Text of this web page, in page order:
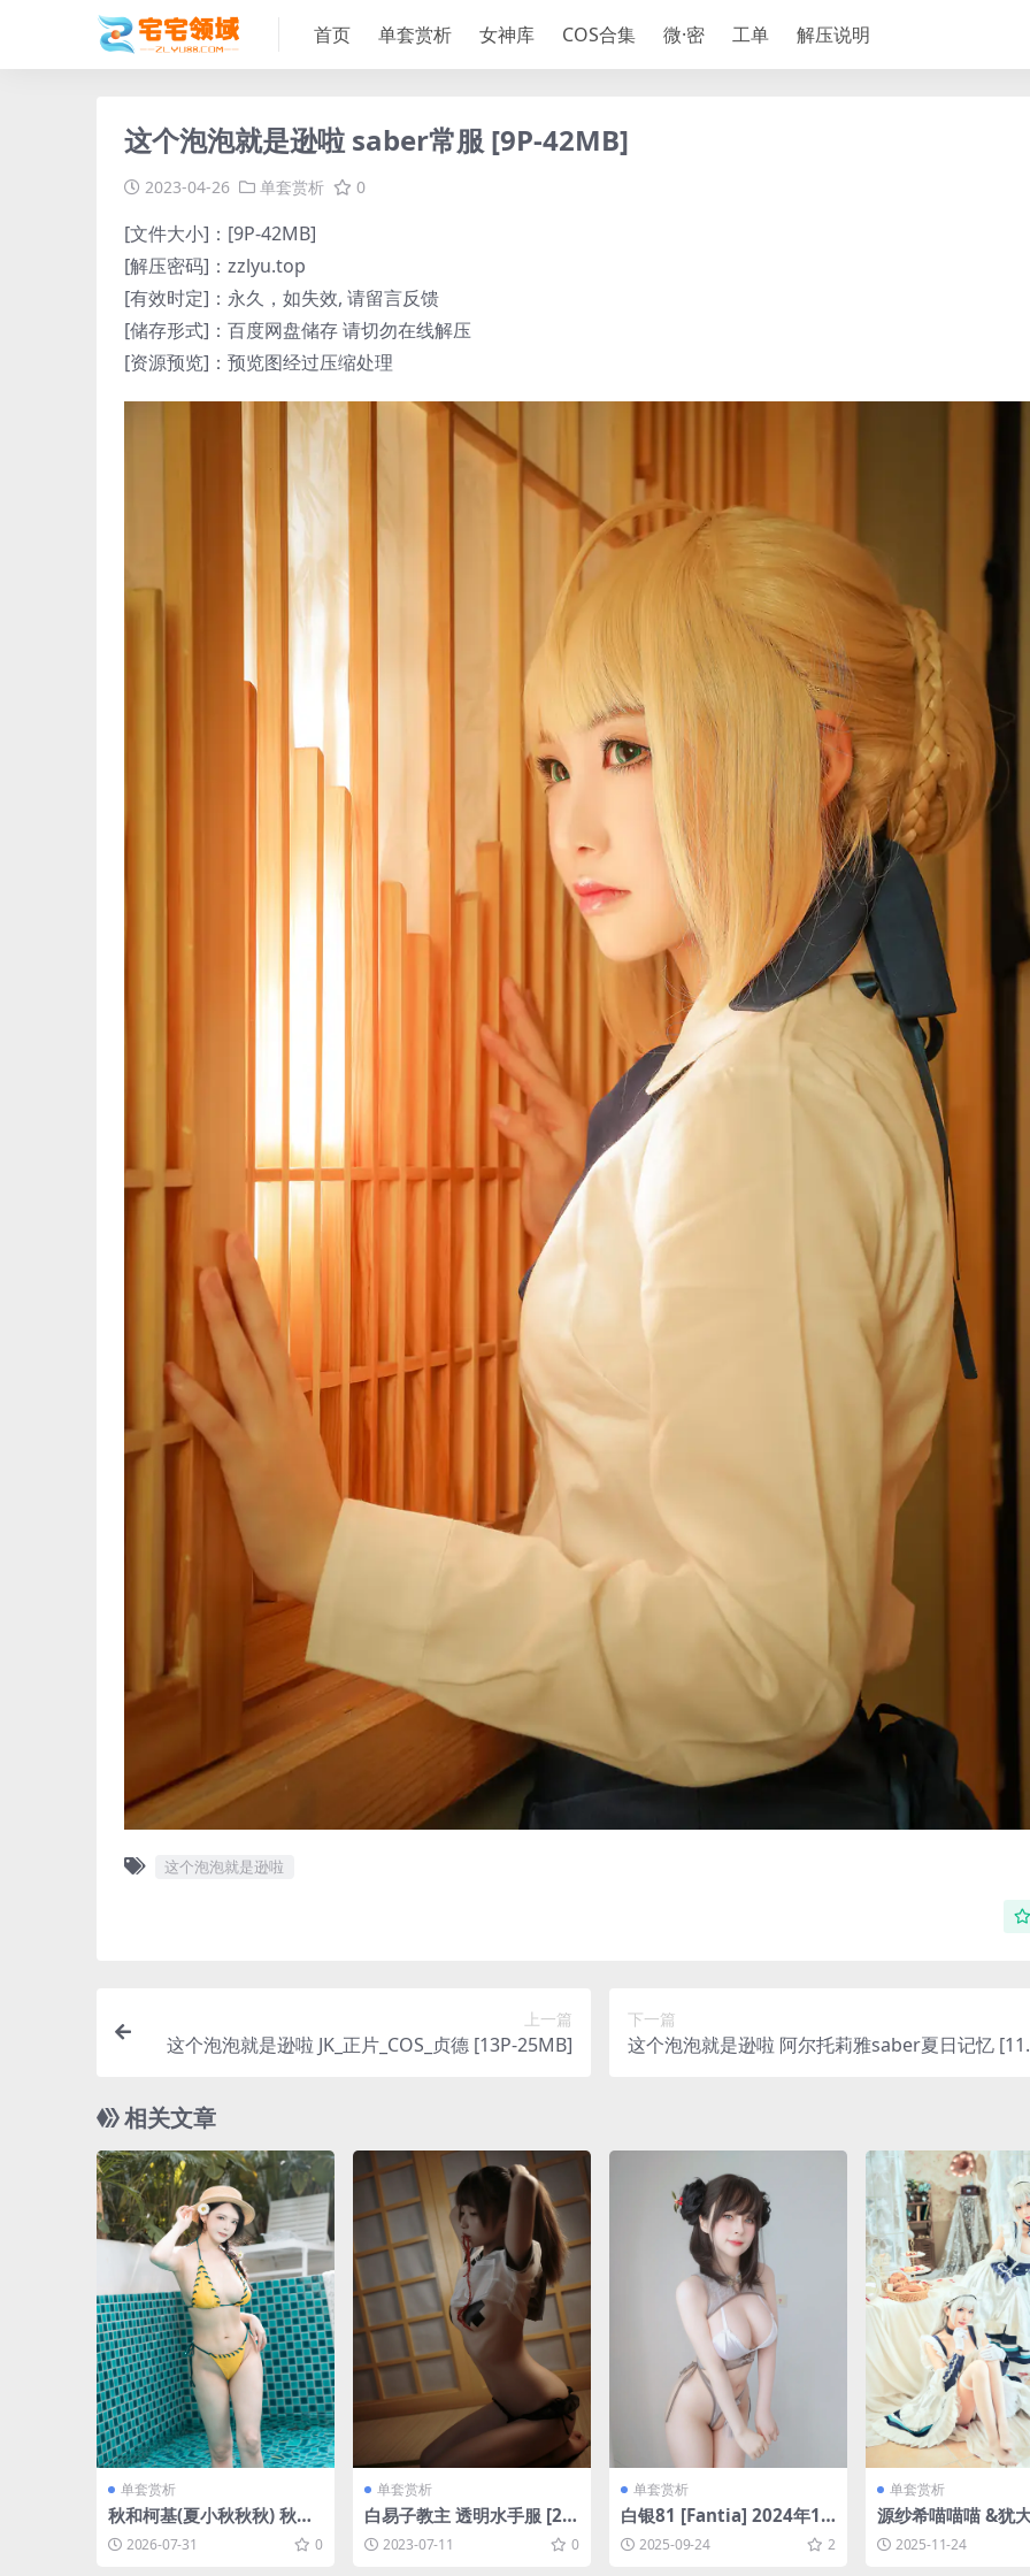
首页 单套赏析 女神库 COS合集 微·密 工单 解压说明
这个泡泡就是逊啦 saber常服 [9P-42MB]
2023-04-26 单套赏析 0
[文件大小]：[9P-42MB]
[解压密码]：zzlyu.top
[有效时定]：永久，如失效, 请留言反馈
[储存形式]：百度网盘储存 请切勿在线解压
[资源预览]：预览图经过压缩处理
这个泡泡就是逊啦
上一篇
这个泡泡就是逊啦 JK_正片_COS_贞德 [13P-25MB]
下一篇
这个泡泡就是逊啦 阿尔托莉雅saber夏日记忆
相关文章
单套赏析
秋和柯基(夏小秋秋秋) 秋隅
夏漾写真本 绑带比基尼[25P
-1V-823M]
2026-07-31 0
单套赏析
白易子教主 透明水手服 [21
P-58MB]
2023-07-11 0
单套赏析
白银81 [Fantia] 2024年10
月订阅 (15套)[105P-5V-1.1
6G]
2025-09-24 2
单套赏析
源纱希喵喵喵 &犹
大小双人贝尔法斯
19.2M]
2025-11-24